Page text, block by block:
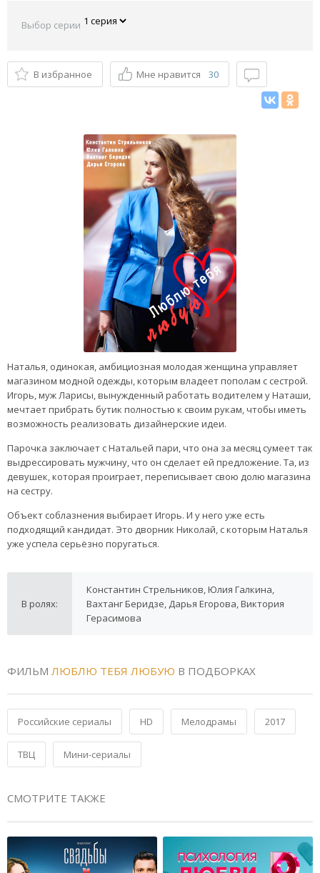
Выбор серии
В избранное Мне нравится 30
Наталья, одинокая, амбициозная молодая женщина управляет
магазином модной одежды, которым владеет пополам с сестрой.
Игорь, муж Ларисы, вынужденный работать водителем у Наташи,
мечтает прибрать бутик полностью к своим рукам, чтобы иметь
возможность реализовать дизайнерские идеи.
Парочка заключает с Натальей пари, что она за месяц сумеет так
выдрессировать мужчину, что он сделает ей предложение. Та, из
девушек, которая проиграет, переписывает свою долю магазина
на сестру.
Объект соблазнения выбирает Игорь. И у него уже есть
подходящий кандидат. Это дворник Николай, с которым Наталья
уже успела серьёзно поругаться.
В ролях:
Константин Стрельников, Юлия Галкина,
Вахтанг Беридзе, Дарья Егорова, Виктория
Герасимова
ФИЛЬМ ЛЮБЛЮ ТЕБЯ ЛЮБУЮ В ПОДБОРКАХ
Российские сериалы HD Мелодрамы 2017
ТВЦ Мини-сериалы
СМОТРИТЕ ТАКЖЕ